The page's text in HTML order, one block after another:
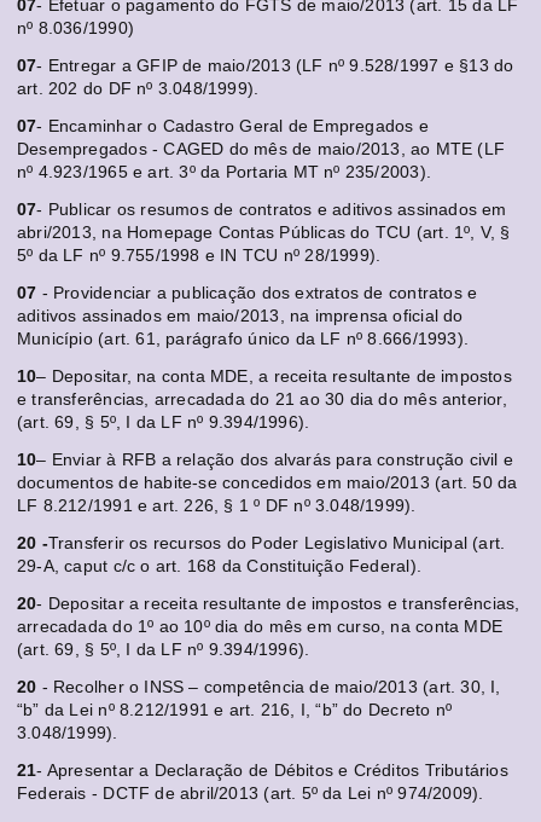
07- Efetuar o pagamento do FGTS de maio/2013 (art. 15 da LF
nº 8.036/1990)
07- Entregar a GFIP de maio/2013 (LF nº 9.528/1997 e §13 do
art. 202 do DF nº 3.048/1999).
07- Encaminhar o Cadastro Geral de Empregados e
Desempregados - CAGED do mês de maio/2013, ao MTE (LF
nº 4.923/1965 e art. 3º da Portaria MT nº 235/2003).
07- Publicar os resumos de contratos e aditivos assinados em
abri/2013, na Homepage Contas Públicas do TCU (art. 1º, V, §
5º da LF nº 9.755/1998 e IN TCU nº 28/1999).
07 - Providenciar a publicação dos extratos de contratos e
aditivos assinados em maio/2013, na imprensa oficial do
Município (art. 61, parágrafo único da LF nº 8.666/1993).
10– Depositar, na conta MDE, a receita resultante de impostos
e transferências, arrecadada do 21 ao 30 dia do mês anterior,
(art. 69, § 5º, I da LF nº 9.394/1996).
10– Enviar à RFB a relação dos alvarás para construção civil e
documentos de habite-se concedidos em maio/2013 (art. 50 da
LF 8.212/1991 e art. 226, § 1 º DF nº 3.048/1999).
20 -Transferir os recursos do Poder Legislativo Municipal (art.
29-A, caput c/c o art. 168 da Constituição Federal).
20- Depositar a receita resultante de impostos e transferências,
arrecadada do 1º ao 10º dia do mês em curso, na conta MDE
(art. 69, § 5º, I da LF nº 9.394/1996).
20 - Recolher o INSS – competência de maio/2013 (art. 30, I,
“b” da Lei nº 8.212/1991 e art. 216, I, “b” do Decreto nº
3.048/1999).
21- Apresentar a Declaração de Débitos e Créditos Tributários
Federais - DCTF de abril/2013 (art. 5º da Lei nº 974/2009).